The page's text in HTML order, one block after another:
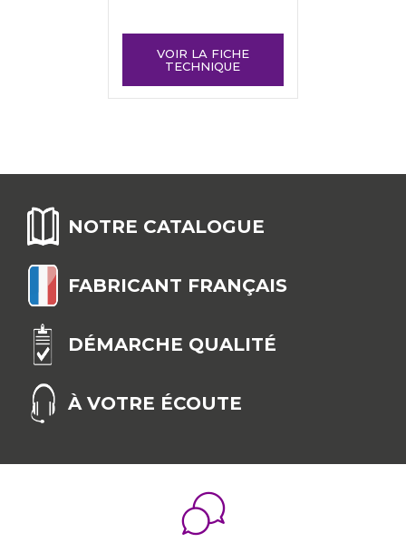
VOIR LA FICHE
TECHNIQUE
NOTRE CATALOGUE
FABRICANT FRANÇAIS
DÉMARCHE QUALITÉ
À VOTRE ÉCOUTE